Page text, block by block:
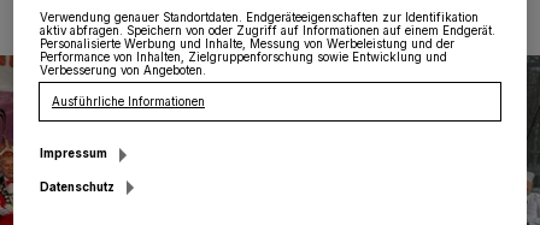
Verwendung genauer Standortdaten. Endgeräteeigenschaften zur Identifikation
aktiv abfragen. Speichern von oder Zugriff auf Informationen auf einem Endgerät.
Personalisierte Werbung und Inhalte, Messung von Werbeleistung und der
Performance von Inhalten, Zielgruppenforschung sowie Entwicklung und
Verbesserung von Angeboten.
Ausführliche Informationen
Impressum
Datenschutz